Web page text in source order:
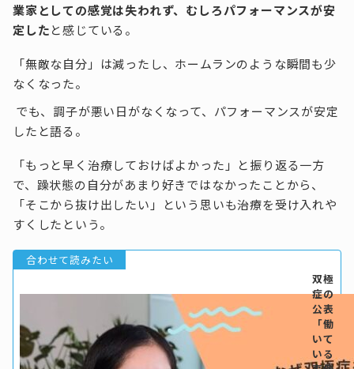
業家としての感覚は失われず、むしろパフォーマンスが安
定したと感じている。
「無敵な自分」は減ったし、ホームランのような瞬間も少
なくなった。
でも、調子が悪い日がなくなって、パフォーマンスが安定
したと語る。
「もっと早く治療しておけばよかった」と振り返る一方
で、躁状態の自分があまり好きではなかったことから、
「そこから抜け出したい」という思いも治療を受け入れや
すくしたという。
双極
症の
公表
「働
いて
いる